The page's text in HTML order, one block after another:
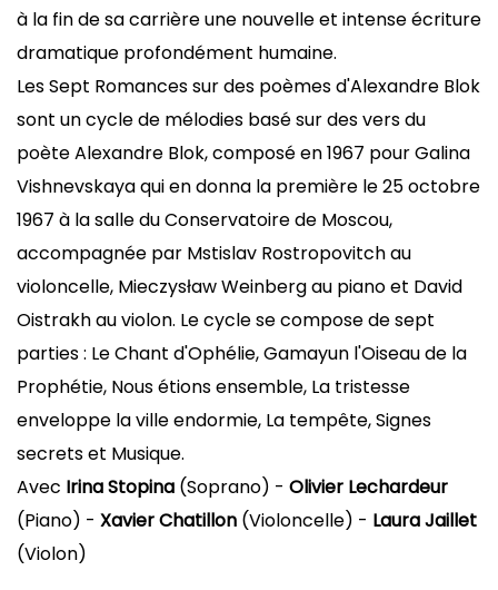
à la fin de sa carrière une nouvelle et intense écriture
dramatique profondément humaine.
Les Sept Romances sur des poèmes d'Alexandre Blok
sont un cycle de mélodies basé sur des vers du
poète Alexandre Blok, composé en 1967 pour Galina
Vishnevskaya qui en donna la première le 25 octobre
1967 à la salle du Conservatoire de Moscou,
accompagnée par Mstislav Rostropovitch au
violoncelle, Mieczysław Weinberg au piano et David
Oistrakh au violon. Le cycle se compose de sept
parties : Le Chant d'Ophélie, Gamayun l'Oiseau de la
Prophétie, Nous étions ensemble, La tristesse
enveloppe la ville endormie, La tempête, Signes
secrets et Musique.
Avec Irina Stopina (Soprano) - Olivier Lechardeur
(Piano) - Xavier Chatillon (Violoncelle) - Laura Jaillet
(Violon)